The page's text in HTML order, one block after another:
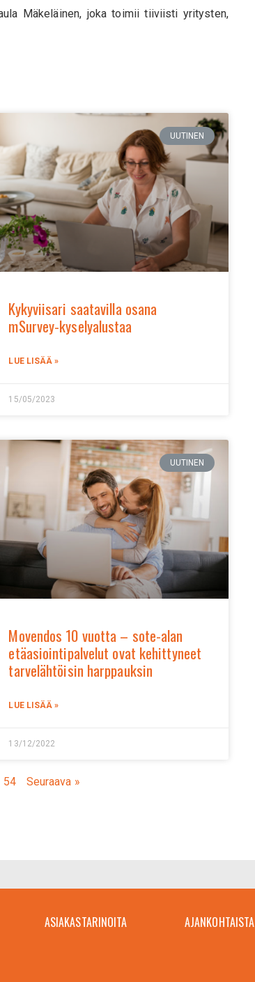
Mäkeläinen, joka toimii tiiviisti yritysten,
UUTINEN
Kykyviisari saatavilla osana
mSurvey-kyselyalustaa
LUE LISÄÄ »
15/05/2023
UUTINEN
Movendos 10 vuotta – sote-alan
etäasiointipalvelut ovat kehittyneet
tarvelähtöisin harppauksin
LUE LISÄÄ »
13/12/2022
54 Seuraava »
ASIAKASTARINOITA AJANKOHTAISTA